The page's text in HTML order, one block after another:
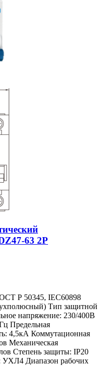
63 2P
Р 50345, IEC60898
Тип защитной
напряжение: 230/400В
Предельная
4,5кА Коммутационная
Механическая
Степень защиты: IP20
УХЛ4 Диапазон рабочих